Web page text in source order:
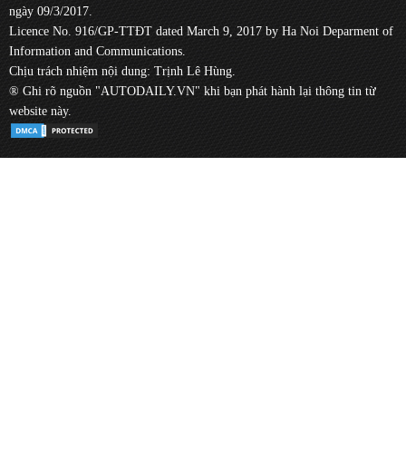
ngày 09/3/2017.
Licence No. 916/GP-TTĐT dated March 9, 2017 by Ha Noi Deparment of
Information and Communications.
Chịu trách nhiệm nội dung: Trịnh Lê Hùng.
® Ghi rõ nguồn "AUTODAILY.VN" khi bạn phát hành lại thông tin từ
website này.